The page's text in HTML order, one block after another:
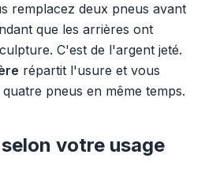
remplacez deux pneus avant
que les arrières ont
C'est de l'argent jeté.
répartit l'usure et vous
pneus en même temps.
votre usage